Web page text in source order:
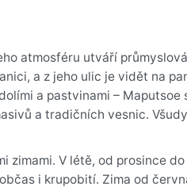
atmosféru utváří
a z jeho ulic je vidět na
a pastvinami – Maputsoe
a tradičních vesnic.
V létě, od prosince do
i krupobití. Zima od